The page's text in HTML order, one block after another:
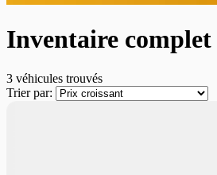
Inventaire complet
3 véhicules trouvés
Trier par: